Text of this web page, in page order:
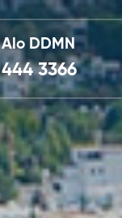
Alo DDMN
444 3366